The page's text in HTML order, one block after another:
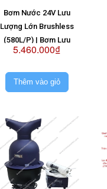
Bơm Nước 24V Lưu
Lượng Lớn Brushless
(580L/P) | Bơm Lưu
Lượng Lớn 24V | Bơm
Máy Bơm Không Chổi
Than 24V
5.460.000₫
Thêm vào giỏ